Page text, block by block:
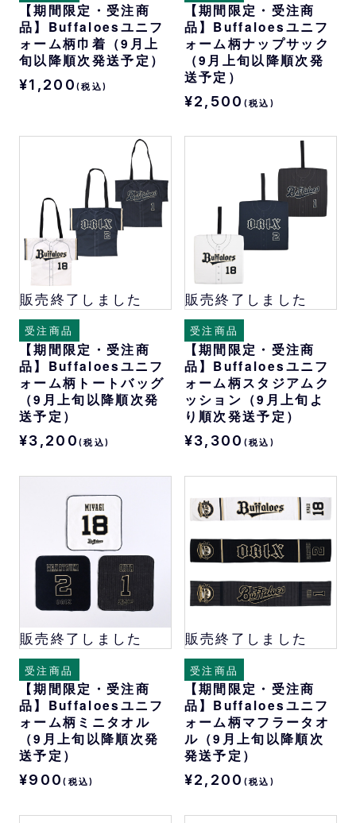
【期間限定・受注商
品】Buffaloesユニフ
ォーム柄巾着（9月上
旬以降順次発送予定）
¥1,200 (税込)
【期間限定・受注商
品】Buffaloesユニフ
ォーム柄ナップサック
（9月上旬以降順次発
送予定）
¥2,500 (税込)
販売終了しました
受注商品
【期間限定・受注商
品】Buffaloesユニフ
ォーム柄トートバッグ
（9月上旬以降順次発
送予定）
¥3,200 (税込)
販売終了しました
受注商品
【期間限定・受注商
品】Buffaloesユニフ
ォーム柄スタジアムク
ッション（9月上旬よ
り順次発送予定）
¥3,300 (税込)
販売終了しました
受注商品
【期間限定・受注商
品】Buffaloesユニフ
ォーム柄ミニタオル
（9月上旬以降順次発
送予定）
¥900(税込)
販売終了しました
受注商品
【期間限定・受注商
品】Buffaloesユニフ
ォーム柄マフラータオ
ル（9月上旬以降順次
発送予定）
¥2,200 (税込)